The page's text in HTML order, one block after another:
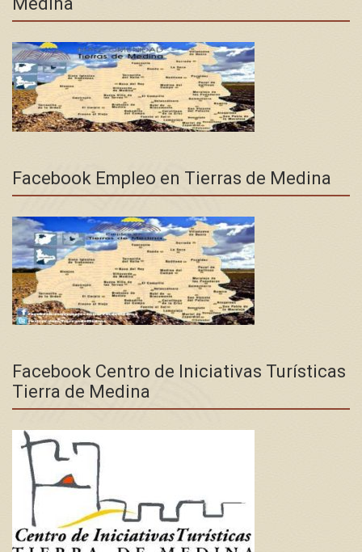
Facebook Empleo en Tierras de Medina
Facebook Centro de Iniciativas Turísticas
Tierra de Medina